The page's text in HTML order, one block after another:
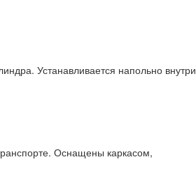
Устанавливается напольно внутри
Оснащены каркасом,